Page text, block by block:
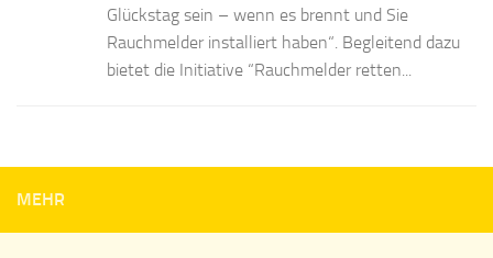
Glückstag sein – wenn es brennt und Sie
Rauchmelder installiert haben“. Begleitend dazu
bietet die Initiative “Rauchmelder retten...
MEHR